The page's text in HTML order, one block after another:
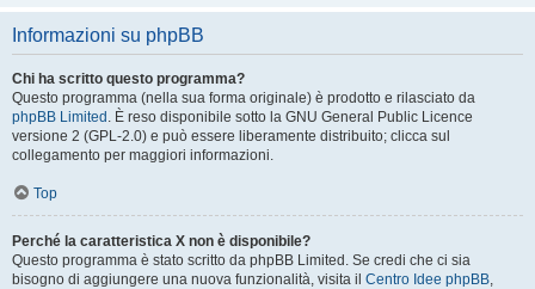
Informazioni su phpBB
Chi ha scritto questo programma?
Questo programma (nella sua forma originale) è prodotto e rilasciato da
phpBB Limited . È reso disponibile sotto la GNU General Public Licence
versione 2 (GPL-2.0) e può essere liberamente distribuito; clicca sul
collegamento per maggiori informazioni.
Top
Perché la caratteristica X non è disponibile?
Questo programma è stato scritto da phpBB Limited. Se credi che ci sia
bisogno di aggiungere una nuova funzionalità, visita il Centro Idee phpBB,